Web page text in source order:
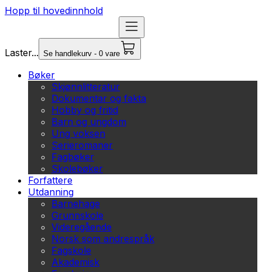
Hopp til hovedinnhold
Laster... Se handlekurv - 0 vare
Bøker
Skjønnlitteratur
Dokumentar og fakta
Hobby og fritid
Barn og ungdom
Ung voksen
Serieromaner
Fagbøker
Skolebøker
Forfattere
Utdanning
Barnehage
Grunnskole
Videregående
Norsk som andrespråk
Fagskole
Akademisk